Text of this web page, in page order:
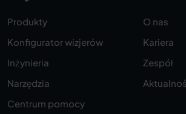
Produkty
Konfigurator wizjerów
Inżynieria
Narzędzia
Centrum pomocy
O nas
Kariera
Zespół